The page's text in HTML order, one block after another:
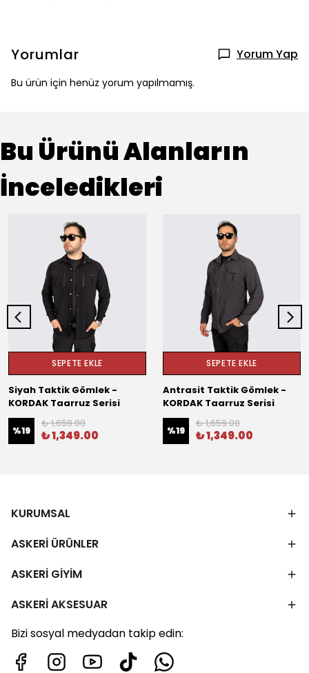
Yorumlar Yorum Yap
Bu ürün için henüz yorum yapılmamış.
Bu Ürünü Alanların
İnceledikleri
SEPETE EKLE
Siyah Taktik Gömlek -
KORDAK Taarruz Serisi
%19
₺ 1,659.00
₺ 1,349.00
SEPETE EKLE
Antrasit Taktik Gömlek -
KORDAK Taarruz Serisi
%19
₺ 1,659.00
₺ 1,349.00
KURUMSAL
ASKERİ ÜRÜNLER
ASKERİ GİYİM
ASKERİ AKSESUAR
Bizi sosyal medyadan takip edin: